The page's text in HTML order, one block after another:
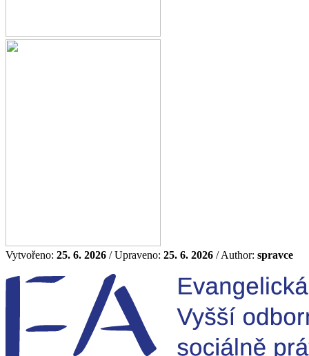
Vytvořeno: 25. 6. 2026 / Upraveno: 25. 6. 2026 / Author: spravce